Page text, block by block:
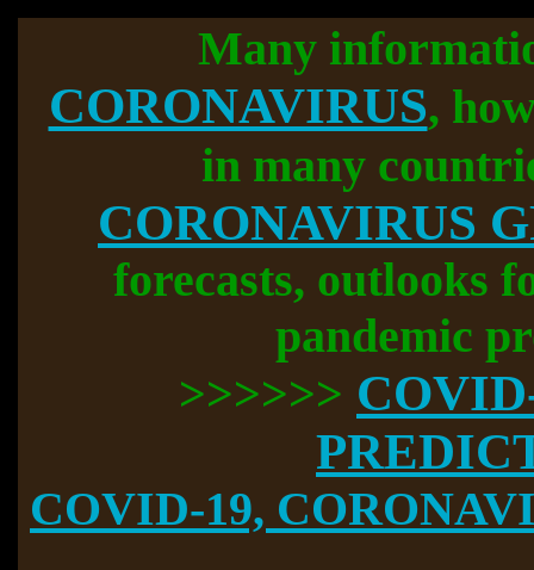
Many
CORONAVIRUS,
in many
CORONAVIRUS
forecasts, outlooks
pandemic
>>>>>>
COVID-19,